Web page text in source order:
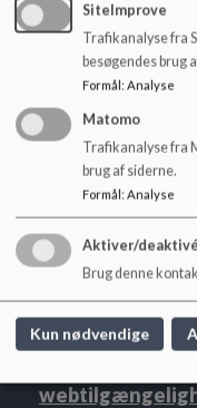
Dokumenter
Ny
Hollændervej 3,
SiteImprove
Trafikanalyse fra
besøgendes brug
Formål: Analyse
Matomo
Trafikanalyse fra
brug af siderne.
Formål: Analyse
Aktiver/
Brug denne
Kun nødvendige